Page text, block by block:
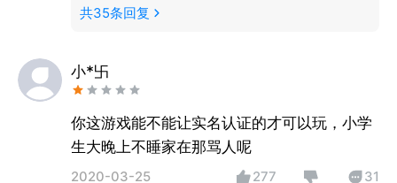
共35条回复
小*卐
你这游戏能不能让实名认证的才可以玩，小学
生大晚上不睡家在那骂人呢
2020-03-25 277 31